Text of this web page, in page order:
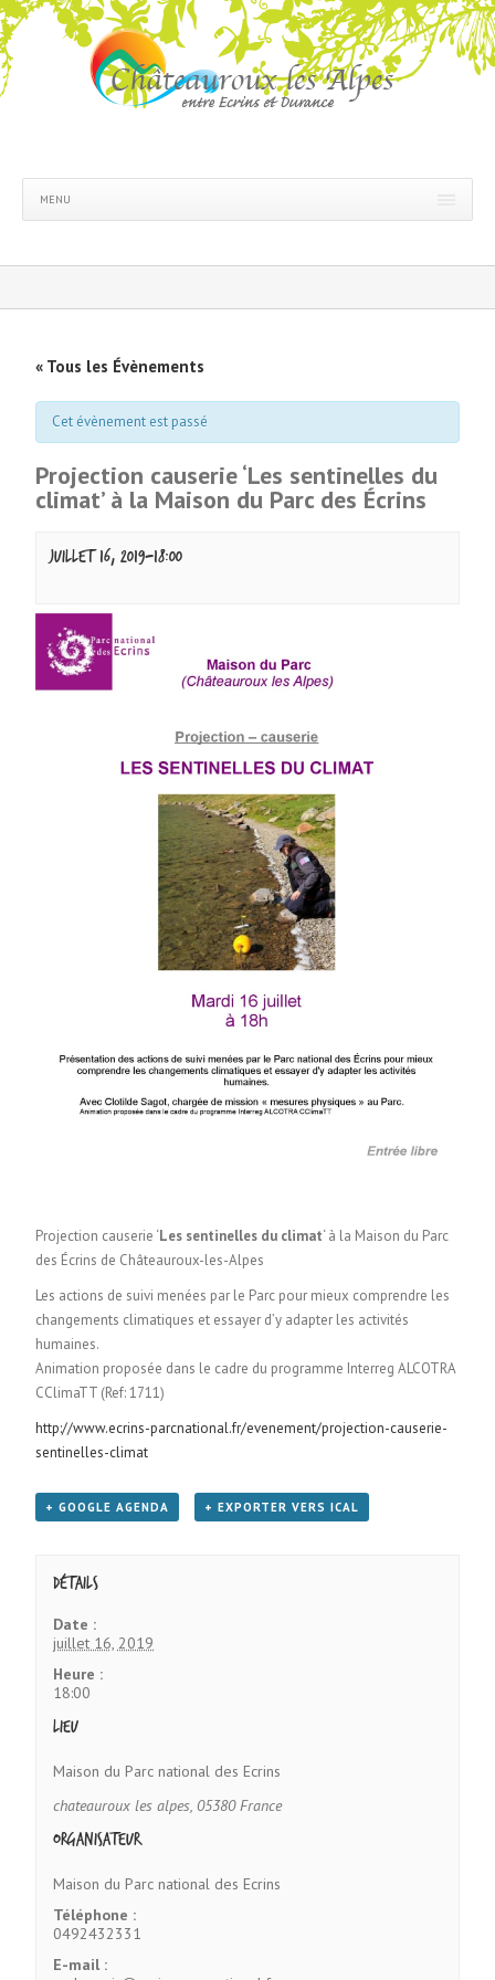
MENU
« Tous les Évènements
Cet évènement est passé
Projection causerie ‘Les sentinelles du
climat’ à la Maison du Parc des Écrins
juillet 16, 2019-18:00
Projection causerie ‘Les sentinelles du climat‘ à la Maison du Parc
des Écrins de Châteauroux-les-Alpes
Les actions de suivi menées par le Parc pour mieux comprendre les
changements climatiques et essayer d’y adapter les activités
humaines.
Animation proposée dans le cadre du programme Interreg ALCOTRA
CClimaTT (Ref: 1711)
http://www.ecrins-parcnational.fr/evenement/projection-causerie-
sentinelles-climat
+ GOOGLE AGENDA + EXPORTER VERS ICAL
Détails
Date :
juillet 16, 2019
Heure :
18:00
Lieu
Maison du Parc national des Ecrins
chateauroux les alpes, 05380 France
Organisateur
Maison du Parc national des Ecrins
Téléphone :
0492432331
E-mail :